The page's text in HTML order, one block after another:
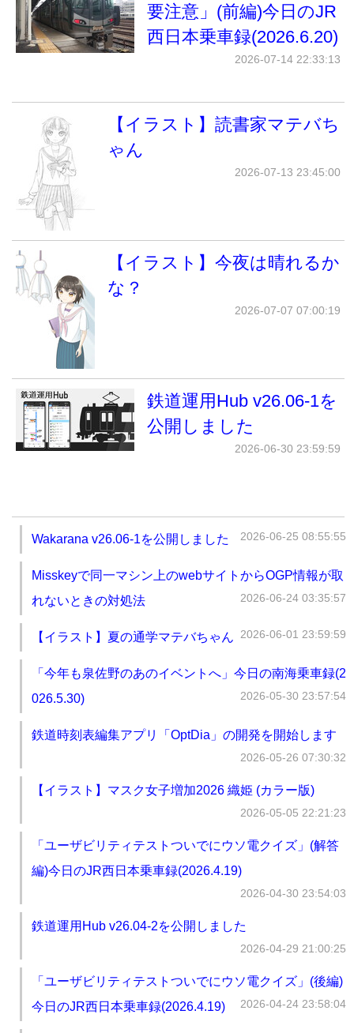
要注意」(前編)今日のJR
西日本乗車録(2026.6.20)
2026-07-14 22:33:13
【イラスト】読書家マテバち
ゃん
2026-07-13 23:45:00
【イラスト】今夜は晴れるか
な？
2026-07-07 07:00:19
鉄道運用Hub v26.06-1を
公開しました
2026-06-30 23:59:59
Wakarana v26.06-1を公開しました 2026-06-25 08:55:55
Misskeyで同一マシン上のwebサイトからOGP情報が取
れないときの対処法
2026-06-24 03:35:57
【イラスト】夏の通学マテバちゃん 2026-06-01 23:59:59
「今年も泉佐野のあのイベントへ」今日の南海乗車録(2
026.5.30)
2026-05-30 23:57:54
鉄道時刻表編集アプリ「OptDia」の開発を開始します
2026-05-26 07:30:32
【イラスト】マスク女子増加2026 織姫 (カラー版)
2026-05-05 22:21:23
「ユーザビリティテストついでにウソ電クイズ」(解答
編)今日のJR西日本乗車録(2026.4.19)
2026-04-30 23:54:03
鉄道運用Hub v26.04-2を公開しました
2026-04-29 21:00:25
「ユーザビリティテストついでにウソ電クイズ」(後編)
今日のJR西日本乗車録(2026.4.19)
2026-04-24 23:58:04